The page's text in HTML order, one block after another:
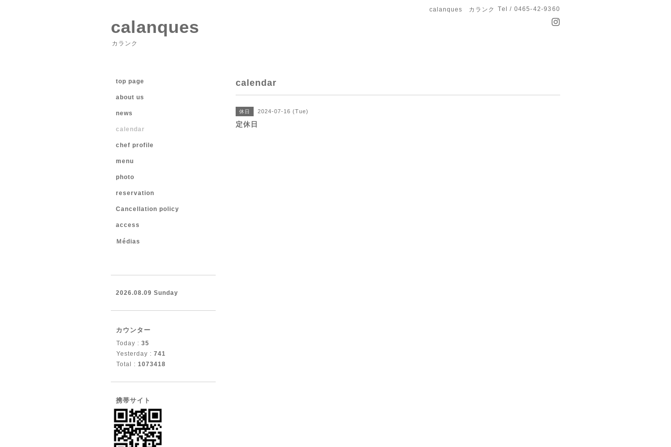
calanques カランク Tel / 0465-42-9360
calanques
カランク
calendar
休日 2024-07-16 (Tue)
定休日
top page
about us
news
calendar
chef profile
menu
photo
reservation
Cancellation policy
access
Ｍédias
2026.08.09 Sunday
カウンター
Today : 35
Yesterday : 741
Total : 1073418
携帯サイト